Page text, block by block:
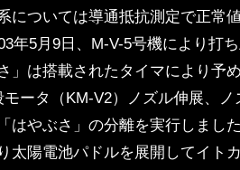
については導通抵抗測定で正常
年5月9日、M-V-5号機により打
さ」は搭載されたタイマにより予
モータ（KM-V2）ノズル伸展、
はやぶさ」の分離を実行しまし
太陽電池パドルを展開してイト